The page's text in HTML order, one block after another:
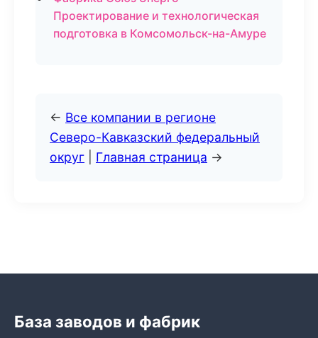
Проектирование и технологическая
подготовка в Комсомольск-на-Амуре
← Все компании в регионе
Северо-Кавказский федеральный
округ
Главная страница →
База заводов и фабрик